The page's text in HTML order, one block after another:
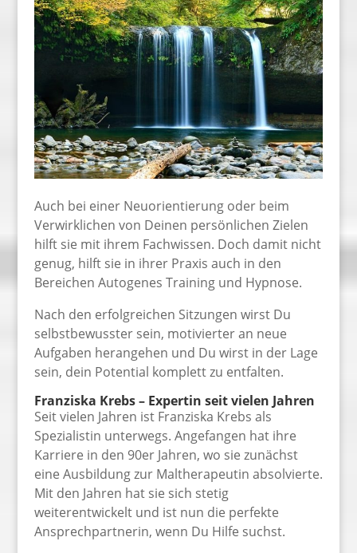
Auch bei einer Neuorientierung oder beim
Verwirklichen von Deinen persönlichen Zielen
hilft sie mit ihrem Fachwissen. Doch damit nicht
genug, hilft sie in ihrer Praxis auch in den
Bereichen Autogenes Training und Hypnose.
Nach den erfolgreichen Sitzungen wirst Du
selbstbewusster sein, motivierter an neue
Aufgaben herangehen und Du wirst in der Lage
sein, dein Potential komplett zu entfalten.
Franziska Krebs – Expertin seit vielen Jahren
Seit vielen Jahren ist Franziska Krebs als
Spezialistin unterwegs. Angefangen hat ihre
Karriere in den 90er Jahren, wo sie zunächst
eine Ausbildung zur Maltherapeutin absolvierte.
Mit den Jahren hat sie sich stetig
weiterentwickelt und ist nun die perfekte
Ansprechpartnerin, wenn Du Hilfe suchst.